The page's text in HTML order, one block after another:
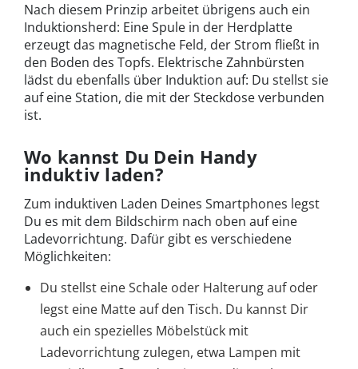
Nach diesem Prinzip arbeitet übrigens auch ein
Induktionsherd: Eine Spule in der Herdplatte
erzeugt das magnetische Feld, der Strom fließt in
den Boden des Topfs. Elektrische Zahnbürsten
lädst du ebenfalls über Induktion auf: Du stellst sie
auf eine Station, die mit der Steckdose verbunden
ist.
Wo kannst Du Dein Handy
induktiv laden?
Zum induktiven Laden Deines Smartphones legst
Du es mit dem Bildschirm nach oben auf eine
Ladevorrichtung. Dafür gibt es verschiedene
Möglichkeiten:
Du stellst eine Schale oder Halterung auf oder
legst eine Matte auf den Tisch. Du kannst Dir
auch ein spezielles Möbelstück mit
Ladevorrichtung zulegen, etwa Lampen mit